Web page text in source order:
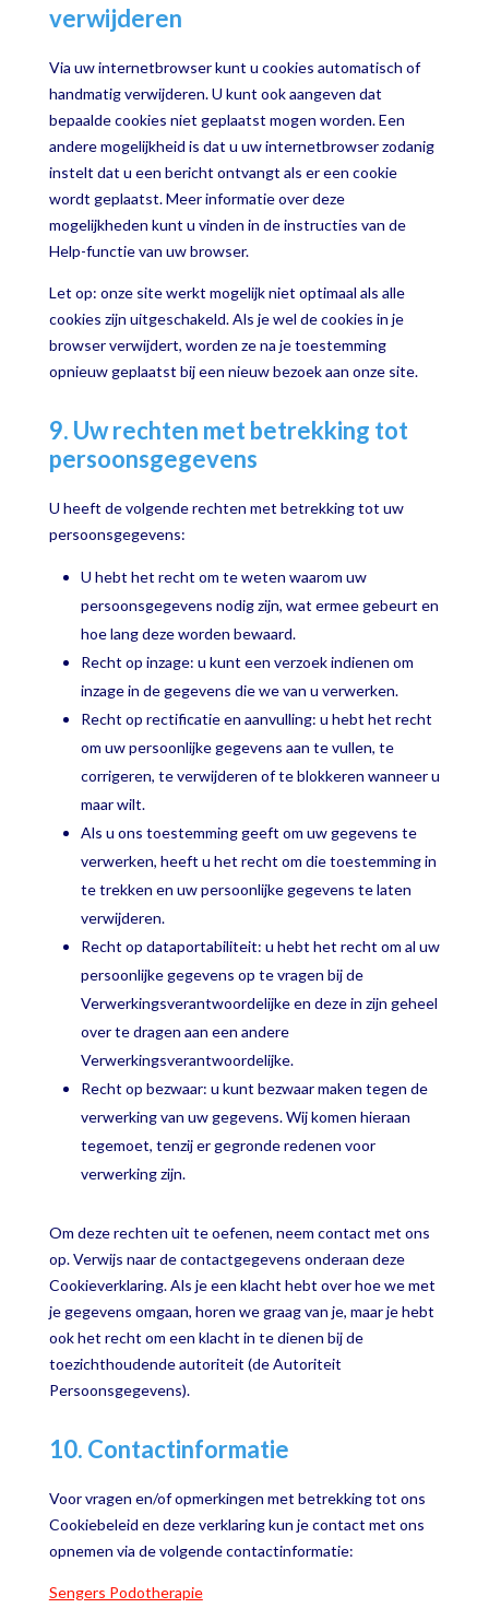
verwijderen
Via uw internetbrowser kunt u cookies automatisch of
handmatig verwijderen. U kunt ook aangeven dat
bepaalde cookies niet geplaatst mogen worden. Een
andere mogelijkheid is dat u uw internetbrowser zodanig
instelt dat u een bericht ontvangt als er een cookie
wordt geplaatst. Meer informatie over deze
mogelijkheden kunt u vinden in de instructies van de
Help-functie van uw browser.
Let op: onze site werkt mogelijk niet optimaal als alle
cookies zijn uitgeschakeld. Als je wel de cookies in je
browser verwijdert, worden ze na je toestemming
opnieuw geplaatst bij een nieuw bezoek aan onze site.
9. Uw rechten met betrekking tot
persoonsgegevens
U heeft de volgende rechten met betrekking tot uw
persoonsgegevens:
U hebt het recht om te weten waarom uw
persoonsgegevens nodig zijn, wat ermee gebeurt en
hoe lang deze worden bewaard.
Recht op inzage: u kunt een verzoek indienen om
inzage in de gegevens die we van u verwerken.
Recht op rectificatie en aanvulling: u hebt het recht
om uw persoonlijke gegevens aan te vullen, te
corrigeren, te verwijderen of te blokkeren wanneer u
maar wilt.
Als u ons toestemming geeft om uw gegevens te
verwerken, heeft u het recht om die toestemming in
te trekken en uw persoonlijke gegevens te laten
verwijderen.
Recht op dataportabiliteit: u hebt het recht om al uw
persoonlijke gegevens op te vragen bij de
Verwerkingsverantwoordelijke en deze in zijn geheel
over te dragen aan een andere
Verwerkingsverantwoordelijke.
Recht op bezwaar: u kunt bezwaar maken tegen de
verwerking van uw gegevens. Wij komen hieraan
tegemoet, tenzij er gegronde redenen voor
verwerking zijn.
Om deze rechten uit te oefenen, neem contact met ons
op. Verwijs naar de contactgegevens onderaan deze
Cookieverklaring. Als je een klacht hebt over hoe we met
je gegevens omgaan, horen we graag van je, maar je hebt
ook het recht om een klacht in te dienen bij de
toezichthoudende autoriteit (de Autoriteit
Persoonsgegevens).
10. Contactinformatie
Voor vragen en/of opmerkingen met betrekking tot ons
Cookiebeleid en deze verklaring kun je contact met ons
opnemen via de volgende contactinformatie:
Sengers Podotherapie